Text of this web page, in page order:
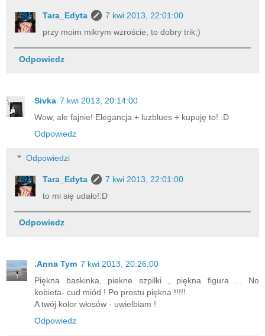
Tara_Edyta
7 kwi 2013, 22:01:00
przy moim mikrym wzroście, to dobry trik;)
Odpowiedz
Sivka 7 kwi 2013, 20:14:00
Wow, ale fajnie! Elegancja + luzblues + kupuję to! :D
Odpowiedz
Odpowiedzi
Tara_Edyta
7 kwi 2013, 22:01:00
to mi się udało!:D
Odpowiedz
.Anna Tym 7 kwi 2013, 20:26:00
Piękna baskinka, piekne szpilki , piękna figura ... No
kobieta- cud miód ! Po prostu piękna !!!!!
A twój kolor włosów - uwielbiam !
Odpowiedz